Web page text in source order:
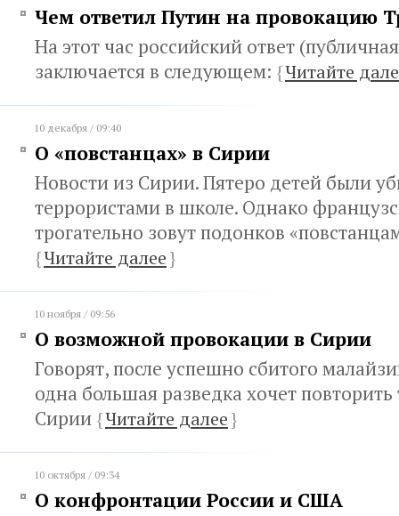
Чем ответил Путин на провокацию
На этот час российский ответ
заключается в следующем: {Читайте
10 декабря / 09:40
О «повстанцах» в Сирии
Новости из Сирии. Пятеро детей были
террористами в школе. Однако
трогательно зовут подонков
{Читайте далее}
10 ноября / 09:56
О возможной провокации в Сирии
Говорят, после успешно сбитого
одна большая разведка хочет
Сирии {Читайте далее}
10 октября / 09:34
О конфронтации России и США